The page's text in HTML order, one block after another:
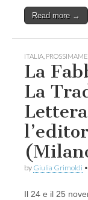
Read more →
ITALIA
La
La
by Giulia Grimoldi •
Il 24 e il 25